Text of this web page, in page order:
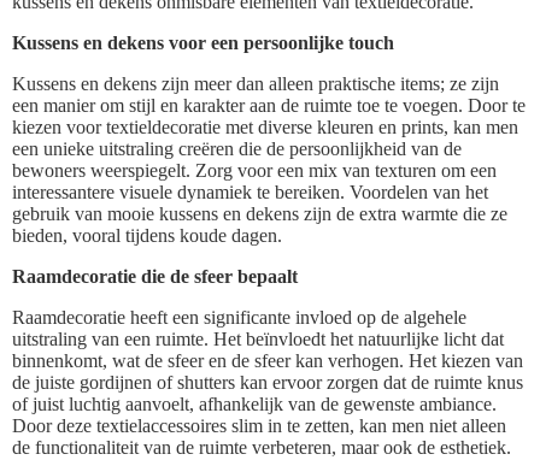
Kussens en dekens voor een persoonlijke touch
Kussens en dekens zijn meer dan alleen praktische items; ze zijn
een manier om stijl en karakter aan de ruimte toe te voegen. Door te
kiezen voor textieldecoratie met diverse kleuren en prints, kan men
een unieke uitstraling creëren die de persoonlijkheid van de
bewoners weerspiegelt. Zorg voor een mix van texturen om een
interessantere visuele dynamiek te bereiken. Voordelen van het
gebruik van mooie kussens en dekens zijn de extra warmte die ze
bieden, vooral tijdens koude dagen.
Raamdecoratie die de sfeer bepaalt
Raamdecoratie heeft een significante invloed op de algehele
uitstraling van een ruimte. Het beïnvloedt het natuurlijke licht dat
binnenkomt, wat de sfeer en de sfeer kan verhogen. Het kiezen van
de juiste gordijnen of shutters kan ervoor zorgen dat de ruimte knus
of juist luchtig aanvoelt, afhankelijk van de gewenste ambiance.
Door deze textielaccessoires slim in te zetten, kan men niet alleen
de functionaliteit van de ruimte verbeteren, maar ook de esthetiek.